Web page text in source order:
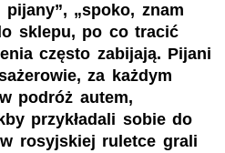
„spoko, znam
sklepu, po co tracić
często zabijają. Pijani
za każdym
podróż autem,
przykładali sobie do
rosyjskiej ruletce grali